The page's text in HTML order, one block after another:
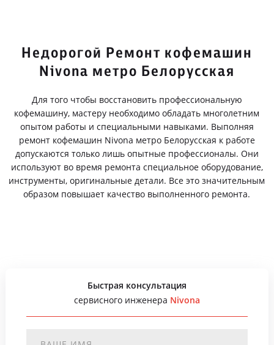
Недорогой Ремонт кофемашин
Nivona метро Белорусская
Для того чтобы восстановить профессиональную
кофемашину, мастеру необходимо обладать многолетним
опытом работы и специальными навыками. Выполняя
ремонт кофемашин Nivona метро Белорусская к работе
допускаются только лишь опытные профессионалы. Они
используют во время ремонта специальное оборудование,
инструменты, оригинальные детали. Все это значительным
образом повышает качество выполненного ремонта.
Быстрая консультация
сервисного инженера Nivona